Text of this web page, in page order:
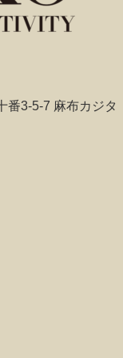
番3-5-7 麻布カジタ